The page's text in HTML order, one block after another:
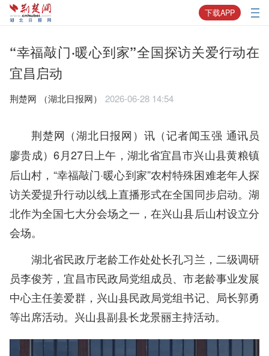
下载APP
“幸福敲门·暖心到家”全国探访关爱行动在
宜昌启动
荆楚网 ​（湖北日报网） 2026-06-28 14:54
荆楚网（湖北日报网）讯（记者闻玉强 通讯员
廖贵成）6月27日上午，湖北省宜昌市兴山县黄粮镇
后山村，“幸福敲门·暖心到家”农村特殊困难老年人探
访关爱提升行动以线上直播形式在全国同步启动。湖
北作为全国七大分会场之一，在兴山县后山村设立分
会场。
湖北省民政厅老龄工作处处长孔习兰，二级调研
员李俊芳，宜昌市民政局党组成员、市老龄事业发展
中心主任姜爱群，兴山县民政局党组书记、局长郭勇
等出席活动。兴山县副县长龙景丽主持活动。